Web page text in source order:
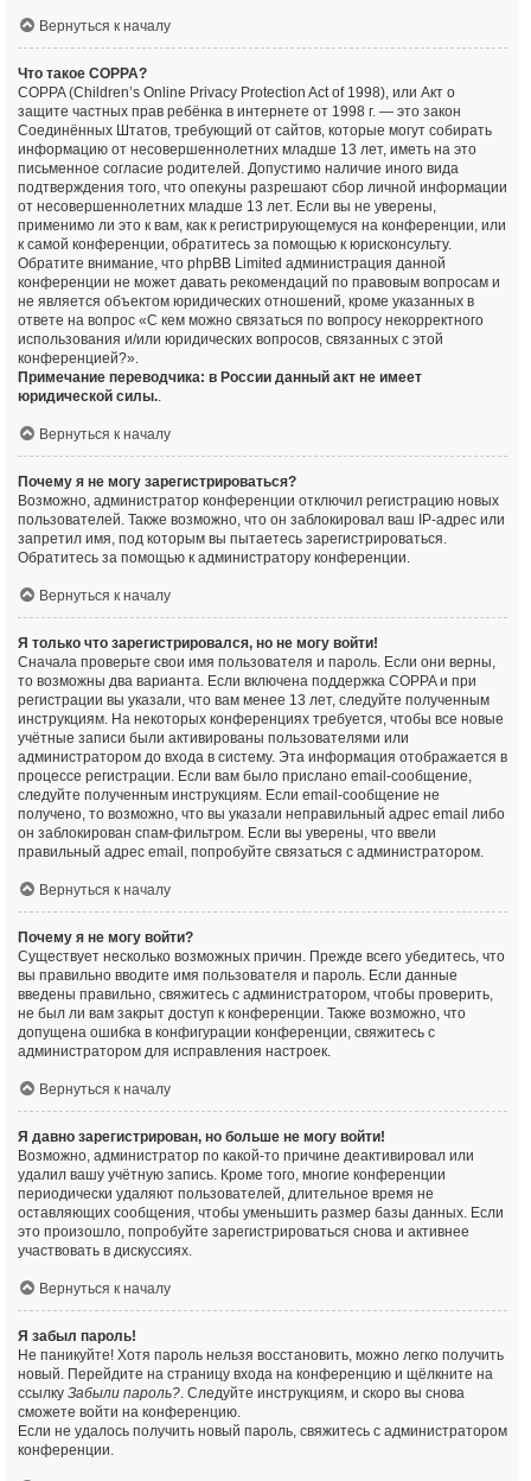
Вернуться к началу
Что такое COPPA?
COPPA (Children’s Online Privacy Protection Act of 1998), или Акт о
защите частных прав ребёнка в интернете от 1998 г. — это закон
Соединённых Штатов, требующий от сайтов, которые могут собирать
информацию от несовершеннолетних младше 13 лет, иметь на это
письменное согласие родителей. Допустимо наличие иного вида
подтверждения того, что опекуны разрешают сбор личной информации
от несовершеннолетних младше 13 лет. Если вы не уверены,
применимо ли это к вам, как к регистрирующемуся на конференции, или
к самой конференции, обратитесь за помощью к юрисконсульту.
Обратите внимание, что phpBB Limited администрация данной
конференции не может давать рекомендаций по правовым вопросам и
не является объектом юридических отношений, кроме указанных в
ответе на вопрос «С кем можно связаться по вопросу некорректного
использования и/или юридических вопросов, связанных с этой
конференцией?».
Примечание переводчика: в России данный акт не имеет
юридической силы..
Вернуться к началу
Почему я не могу зарегистрироваться?
Возможно, администратор конференции отключил регистрацию новых
пользователей. Также возможно, что он заблокировал ваш IP-адрес или
запретил имя, под которым вы пытаетесь зарегистрироваться.
Обратитесь за помощью к администратору конференции.
Вернуться к началу
Я только что зарегистрировался, но не могу войти!
Сначала проверьте свои имя пользователя и пароль. Если они верны,
то возможны два варианта. Если включена поддержка COPPA и при
регистрации вы указали, что вам менее 13 лет, следуйте полученным
инструкциям. На некоторых конференциях требуется, чтобы все новые
учётные записи были активированы пользователями или
администратором до входа в систему. Эта информация отображается в
процессе регистрации. Если вам было прислано email-сообщение,
следуйте полученным инструкциям. Если email-сообщение не
получено, то возможно, что вы указали неправильный адрес email либо
он заблокирован спам-фильтром. Если вы уверены, что ввели
правильный адрес email, попробуйте связаться с администратором.
Вернуться к началу
Почему я не могу войти?
Существует несколько возможных причин. Прежде всего убедитесь, что
вы правильно вводите имя пользователя и пароль. Если данные
введены правильно, свяжитесь с администратором, чтобы проверить,
не был ли вам закрыт доступ к конференции. Также возможно, что
допущена ошибка в конфигурации конференции, свяжитесь с
администратором для исправления настроек.
Вернуться к началу
Я давно зарегистрирован, но больше не могу войти!
Возможно, администратор по какой-то причине деактивировал или
удалил вашу учётную запись. Кроме того, многие конференции
периодически удаляют пользователей, длительное время не
оставляющих сообщения, чтобы уменьшить размер базы данных. Если
это произошло, попробуйте зарегистрироваться снова и активнее
участвовать в дискуссиях.
Вернуться к началу
Я забыл пароль!
Не паникуйте! Хотя пароль нельзя восстановить, можно легко получить
новый. Перейдите на страницу входа на конференцию и щёлкните на
ссылку Забыли пароль?. Следуйте инструкциям, и скоро вы снова
сможете войти на конференцию.
Если не удалось получить новый пароль, свяжитесь с администратором
конференции.